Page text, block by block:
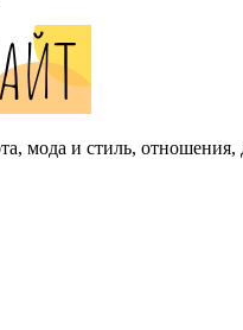
мода и стиль, отношения,